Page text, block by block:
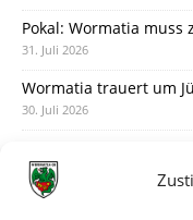
Pokal: Wormatia muss
31. Juli 2026
Wormatia trauert um
30. Juli 2026
28. Juli 2026